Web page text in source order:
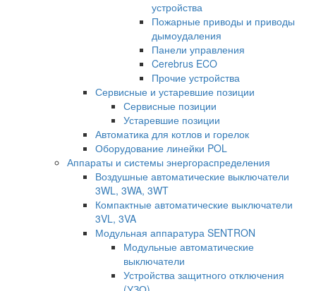
устройства
Пожарные приводы и приводы
дымоудаления
Панели управления
Cerebrus ECO
Прочие устройства
Сервисные и устаревшие позиции
Сервисные позиции
Устаревшие позиции
Автоматика для котлов и горелок
Оборудование линейки POL
Аппараты и системы энергораспределения
Воздушные автоматические выключатели
3WL, 3WA, 3WT
Компактные автоматические выключатели
3VL, 3VA
Модульная аппаратура SENTRON
Модульные автоматические
выключатели
Устройства защитного отключения